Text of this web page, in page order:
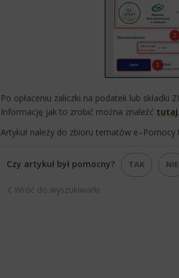
Po opłaceniu zaliczki na podatek lub składki
Informację jak to zrobić można znaleźć tutaj.
Artykuł należy do zbioru tematów e–Pomocy
Czy artykuł był pomocny? TAK NIE
Wróć do wyszukiwarki